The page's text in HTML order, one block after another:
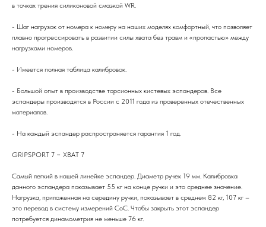
в точках трения силиконовой смазкой WR.
- Шаг нагрузок от номера к номеру на наших моделях комфортный, что позволяет
плавно прогрессировать в развитии силы хвата без травм и «пропастью» между
нагрузками номеров.
- Имеется полная таблица калибровок.
- Большой опыт в производстве торсионных кистевых эспандеров. Все
эспандеры производятся в России с 2011 года из проверенных отечественных
материалов.
- На каждый эспандер распространяется гарантия 1 год.
GRIPSPORT 7 ~ ХВАТ 7
Самый легкий в нашей линейке эспандер. Диаметр ручек 19 мм. Калибровка
данного эспандера показывает 55 кг на конце ручки и это среднее значение.
Нагрузка, приложенная на середину ручки, показывает в среднем 82 кг, 107 кг –
это перевод в систему измерений CoC. Чтобы закрыть этот эспандер
потребуется динамометрия не меньше 76 кг.